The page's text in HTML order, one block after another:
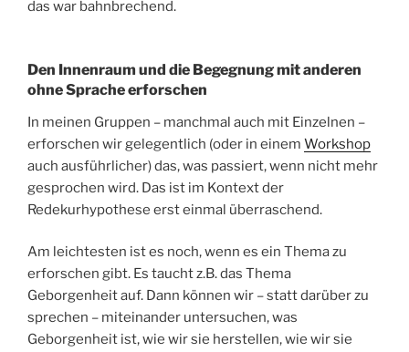
das war bahnbrechend.
Den Innenraum und die Begegnung mit anderen
ohne Sprache erforschen
In meinen Gruppen – manchmal auch mit Einzelnen –
erforschen wir gelegentlich (oder in einem Workshop
auch ausführlicher) das, was passiert, wenn nicht mehr
gesprochen wird. Das ist im Kontext der
Redekurhypothese erst einmal überraschend.
Am leichtesten ist es noch, wenn es ein Thema zu
erforschen gibt. Es taucht z.B. das Thema
Geborgenheit auf. Dann können wir – statt darüber zu
sprechen – miteinander untersuchen, was
Geborgenheit ist, wie wir sie herstellen, wie wir sie